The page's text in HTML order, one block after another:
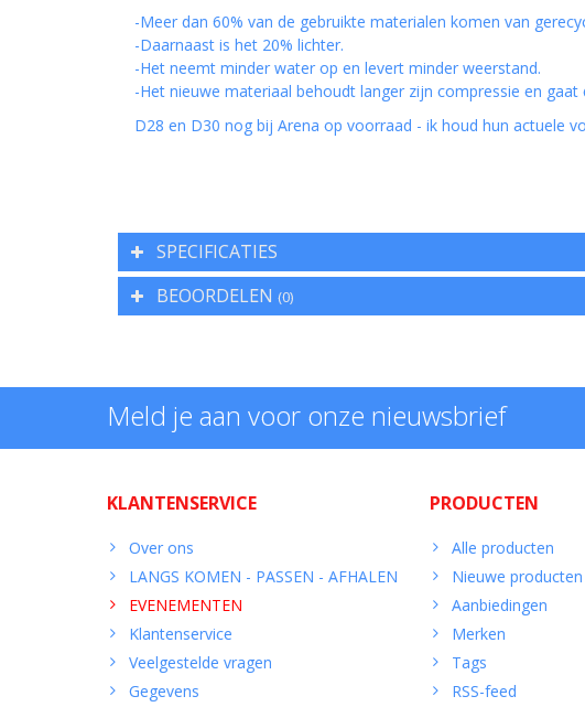
-Meer dan 60% van de gebruikte materialen komen van
-Daarnaast is het 20% lichter.
-Het neemt minder water op en levert minder weerstand.
-Het nieuwe materiaal behoudt langer zijn compressie en
D28 en D30 nog bij Arena op voorraad - ik houd hun actuele
SPECIFICATIES
BEOORDELEN (0)
Meld je aan voor onze nieuwsbrief
KLANTENSERVICE
Over ons
LANGS KOMEN - PASSEN - AFHALEN
EVENEMENTEN
Klantenservice
Veelgestelde vragen
Gegevens
PRODUCTEN
Alle producten
Nieuwe producten
Aanbiedingen
Merken
Tags
RSS-feed